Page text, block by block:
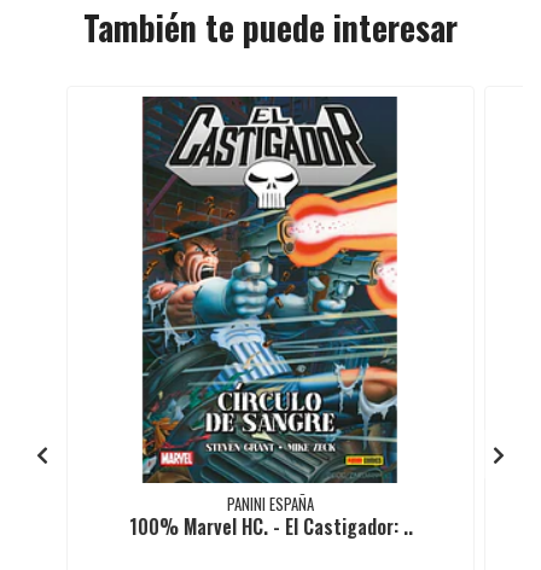
También te puede interesar
PANINI ESPAÑA
100% Marvel HC. - El Castigador: ..